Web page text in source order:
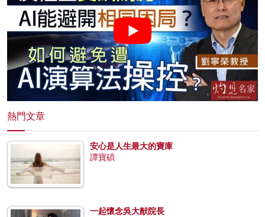
熱門文章
安心是人生最大的寶庫
譚寶碩
一起懷念吳大猷院長